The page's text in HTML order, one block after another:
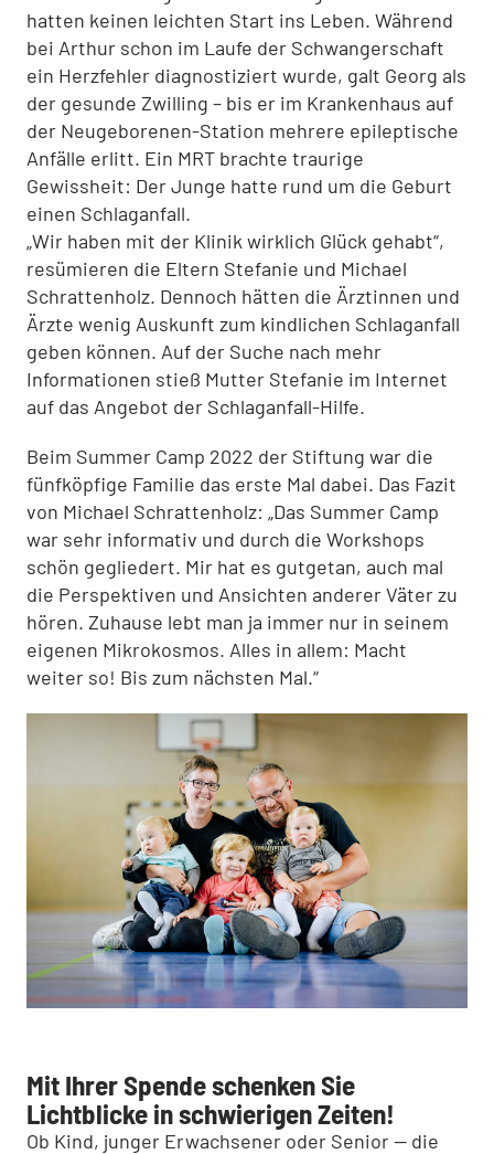
hatten keinen leichten Start ins Leben. Während
bei Arthur schon im Laufe der Schwangerschaft
ein Herzfehler diagnostiziert wurde, galt Georg als
der gesunde Zwilling – bis er im Krankenhaus auf
der Neugeborenen-Station mehrere epileptische
Anfälle erlitt. Ein MRT brachte traurige
Gewissheit: Der Junge hatte rund um die Geburt
einen Schlaganfall.
„Wir haben mit der Klinik wirklich Glück gehabt“,
resümieren die Eltern Stefanie und Michael
Schrattenholz. Dennoch hätten die Ärztinnen und
Ärzte wenig Auskunft zum kindlichen Schlaganfall
geben können. Auf der Suche nach mehr
Informationen stieß Mutter Stefanie im Internet
auf das Angebot der Schlaganfall-Hilfe.
Beim Summer Camp 2022 der Stiftung war die
fünfköpfige Familie das erste Mal dabei. Das Fazit
von Michael Schrattenholz: „Das Summer Camp
war sehr informativ und durch die Workshops
schön gegliedert. Mir hat es gutgetan, auch mal
die Perspektiven und Ansichten anderer Väter zu
hören. Zuhause lebt man ja immer nur in seinem
eigenen Mikrokosmos. Alles in allem: Macht
weiter so! Bis zum nächsten Mal.“
Mit Ihrer Spende schenken Sie
Lichtblicke in schwierigen Zeiten!
Ob Kind, junger Erwachsener oder Senior — die